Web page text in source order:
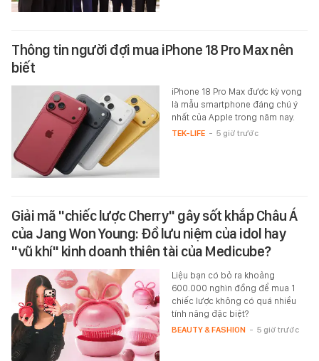
Thông tin người đợi mua iPhone 18 Pro Max nên
biết
iPhone 18 Pro Max được kỳ vọng
là mẫu smartphone đáng chú ý
nhất của Apple trong năm nay.
TEK-LIFE - 5 giờ trước
Giải mã "chiếc lược Cherry" gây sốt khắp Châu Á
của Jang Won Young: Đồ lưu niệm của idol hay
"vũ khí" kinh doanh thiên tài của Medicube?
Liệu bạn có bỏ ra khoảng
600.000 nghìn đồng để mua 1
chiếc lược không có quá nhiều
tính năng đặc biệt?
BEAUTY & FASHION - 5 giờ trước